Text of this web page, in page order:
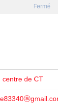
Fermé
centre de CT